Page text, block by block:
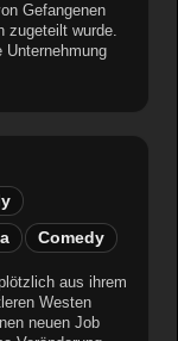
Gefangenen
zugeteilt wurde.
Unternehmung
Comedy
aus ihrem
Westen
neuen Job